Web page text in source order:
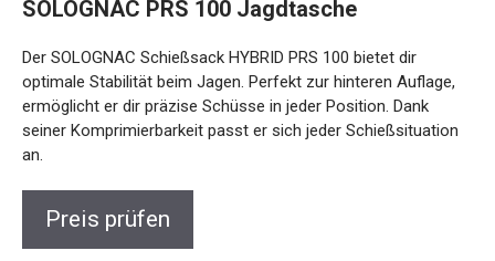
SOLOGNAC PRS 100 Jagdtasche
Der SOLOGNAC Schießsack HYBRID PRS 100 bietet dir
optimale Stabilität beim Jagen. Perfekt zur hinteren Auflage,
ermöglicht er dir präzise Schüsse in jeder Position. Dank
seiner Komprimierbarkeit passt er sich jeder Schießsituation
an.
Preis prüfen